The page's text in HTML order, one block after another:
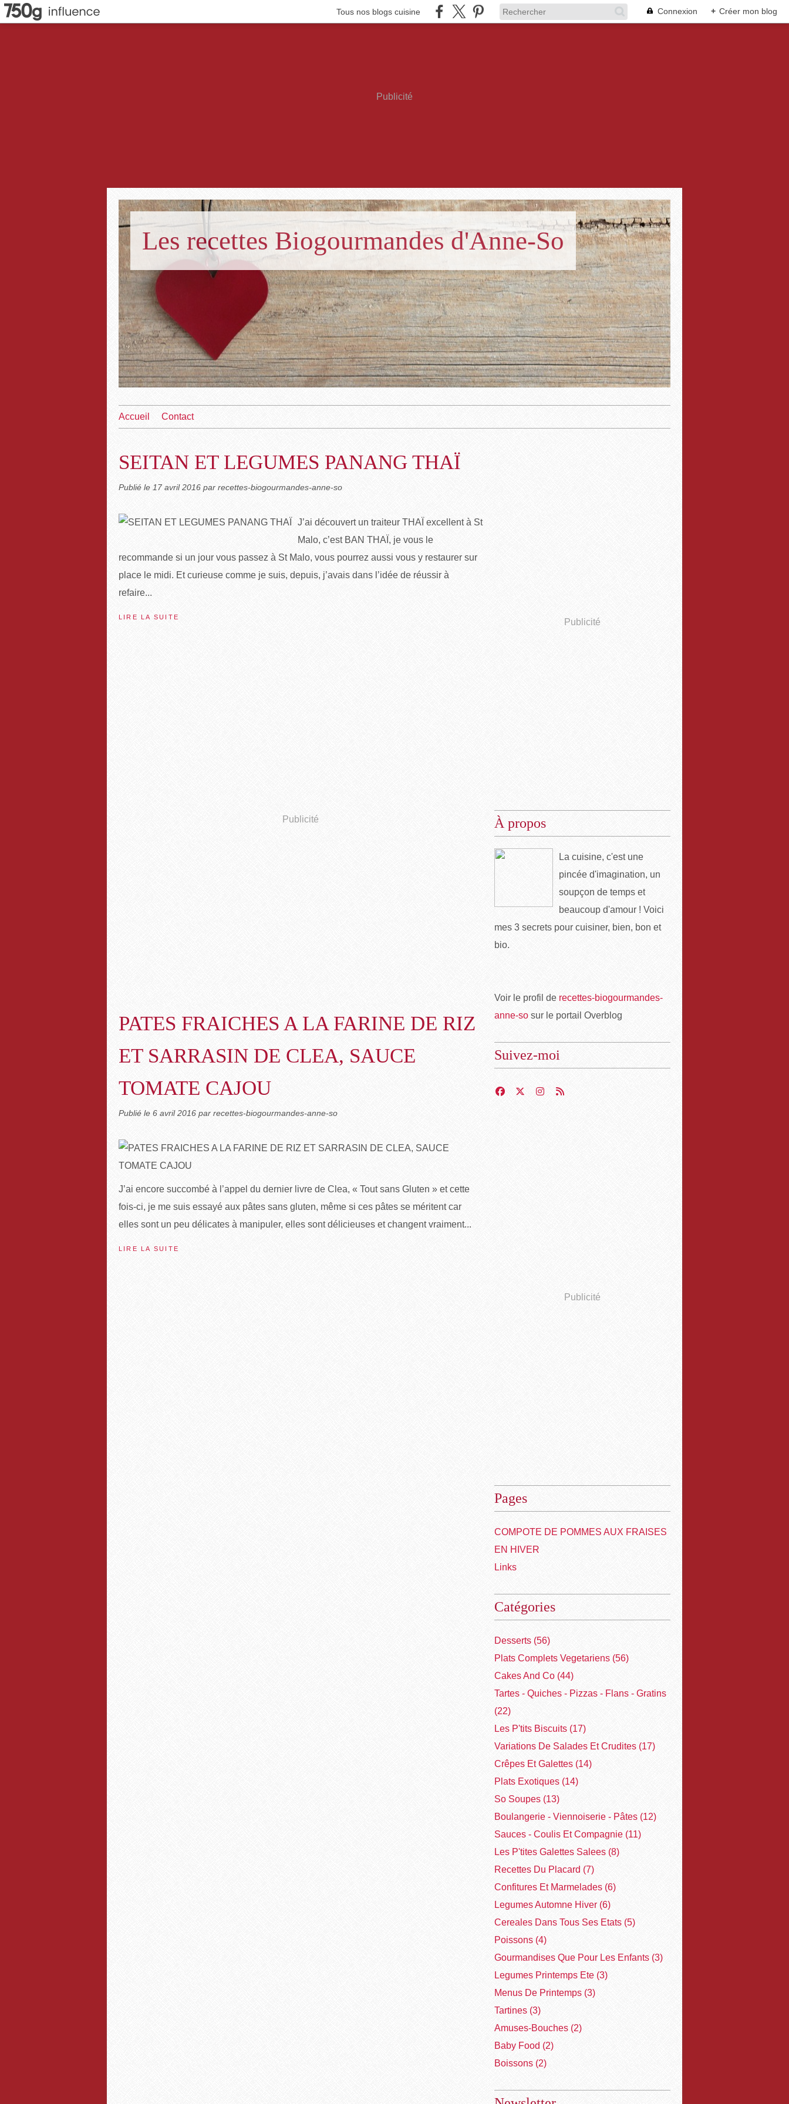
Tous nos blogs cuisine Connexion + Créer mon blog
Publicité
Les recettes Biogourmandes d'Anne-So
Accueil Contact
SEITAN ET LEGUMES PANANG THAÏ
Publié le 17 avril 2016 par recettes-biogourmandes-anne-so
J’ai découvert un traiteur THAÏ excellent à St
Malo, c’est BAN THAÏ, je vous le
recommande si un jour vous passez à St Malo, vous pourrez aussi vous y restaurer sur
place le midi. Et curieuse comme je suis, depuis, j’avais dans l’idée de réussir à
refaire...
LIRE LA SUITE
Publicité
PATES FRAICHES A LA FARINE DE RIZ
ET SARRASIN DE CLEA, SAUCE
TOMATE CAJOU
Publié le 6 avril 2016 par recettes-biogourmandes-anne-so
J’ai encore succombé à l’appel du dernier livre de Clea, « Tout sans Gluten » et cette
fois-ci, je me suis essayé aux pâtes sans gluten, même si ces pâtes se méritent car
elles sont un peu délicates à manipuler, elles sont délicieuses et changent vraiment...
LIRE LA SUITE
Publicité
À propos
La cuisine, c'est une
pincée d'imagination, un
soupçon de temps et
beaucoup d'amour ! Voici
mes 3 secrets pour cuisiner, bien, bon et
bio.
Voir le profil de recettes-biogourmandes-
anne-so sur le portail Overblog
Suivez-moi
Publicité
Pages
COMPOTE DE POMMES AUX FRAISES
EN HIVER
Links
Catégories
Desserts (56)
Plats Complets Vegetariens (56)
Cakes And Co (44)
Tartes - Quiches - Pizzas - Flans - Gratins
(22)
Les P'tits Biscuits (17)
Variations De Salades Et Crudites (17)
Crêpes Et Galettes (14)
Plats Exotiques (14)
So Soupes (13)
Boulangerie - Viennoiserie - Pâtes (12)
Sauces - Coulis Et Compagnie (11)
Les P'tites Galettes Salees (8)
Recettes Du Placard (7)
Confitures Et Marmelades (6)
Legumes Automne Hiver (6)
Cereales Dans Tous Ses Etats (5)
Poissons (4)
Gourmandises Que Pour Les Enfants (3)
Legumes Printemps Ete (3)
Menus De Printemps (3)
Tartines (3)
Amuses-Bouches (2)
Baby Food (2)
Boissons (2)